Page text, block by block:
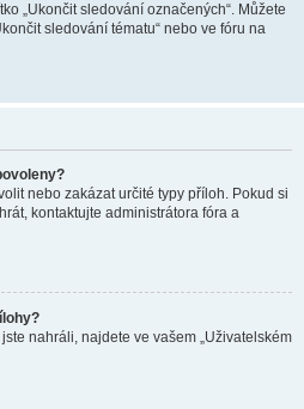
„Ukončit sledování označených“. Můžete
sledování tématu“ nebo ve fóru na
nebo zakázat určité typy příloh. Pokud si
kontaktujte administrátora fóra a
nahráli, najdete ve vašem „Uživatelském